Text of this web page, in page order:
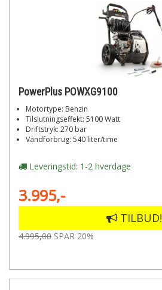
PowerPlus POWXG9100
Motortype: Benzin
Tilslutningseffekt: 5100 Watt
Driftstryk: 270 bar
Vandforbrug: 540 liter/time
Leveringstid: 1-2 hverdage
3.995,-
TILBUD!
4.995,00 SPAR 20%